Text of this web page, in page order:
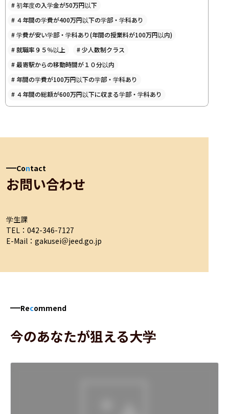
#初年度の入学金が50万円以下
# ４年間の学費が400万円以下の学部・学科あり
#学費が安い学部・学科あり(年間の授業料が100万円以内)
#就職率９５％以上 #少人数制クラス
#最寄駅からの移動時間が１０分以内
# 年間の学費が100万円以下の学部・学科あり
# ４年間の総額が600万円以下に収まる学部・学科あり
Contact
お問い合わせ
学生課
TEL：042-346-7127
E-Mail：gakusei＠jeed.go.jp
Recommend
今のあなたが狙える大学